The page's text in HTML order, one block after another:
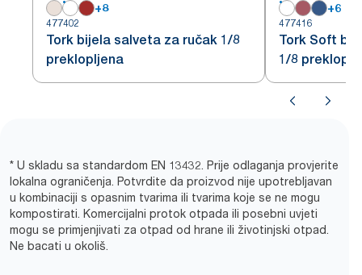
+8
477402
Tork bijela salveta za ručak 1/8
preklopljena
+6
477416
Tork Soft
1/8
* U skladu sa standardom EN 13432. Prije odlaganja provjerite
lokalna ograničenja. Potvrdite da proizvod nije upotrebljavan
u kombinaciji s opasnim tvarima ili tvarima koje se ne mogu
kompostirati. Komercijalni protok otpada ili posebni uvjeti
mogu se primjenjivati za otpad od hrane ili životinjski otpad.
Ne bacati u okoliš.